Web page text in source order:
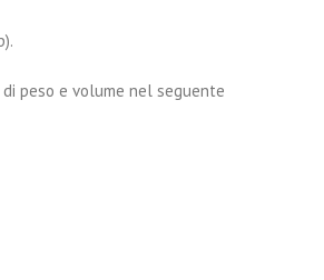
peso e volume nel seguente